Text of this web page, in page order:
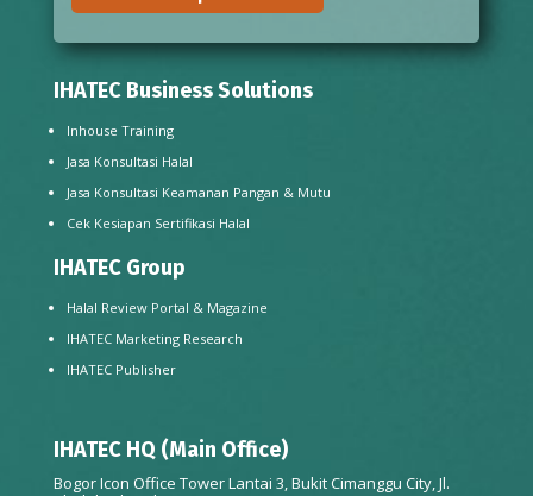
IHATEC Business Solutions
Inhouse Training
Jasa Konsultasi Halal
Jasa Konsultasi Keamanan Pangan & Mutu
Cek Kesiapan Sertifikasi Halal
IHATEC Group
Halal Review Portal & Magazine
IHATEC Marketing Research
IHATEC Publisher
IHATEC HQ (Main Office)
Bogor Icon Office Tower Lantai 3, Bukit Cimanggu City, Jl.